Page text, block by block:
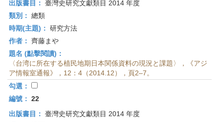
史
研
究
所-
首
頁
出版書目： 臺灣史研究文獻類目 2014 年度
類別： 總類
時期(主題)： 研究方法
作者： 齊藤まや
題名 (點擊閱讀)：
〈台湾に所在する植民地期日本関係資料の現況と課題〉，《アジ
ア情報室通報》，12：4（2014.12），頁2–7。
勾選：
編號： 22
出版書目： 臺灣史研究文獻類目 2014 年度